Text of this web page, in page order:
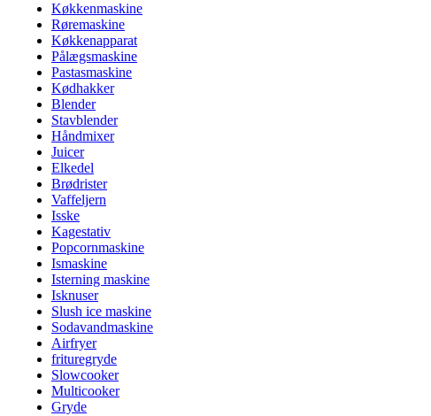
Køkkenmaskine
Røremaskine
Køkkenapparat
Pålægsmaskine
Pastasmaskine
Kødhakker
Blender
Stavblender
Håndmixer
Juicer
Elkedel
Brødrister
Vaffeljern
Isske
Kagestativ
Popcornmaskine
Ismaskine
Isterning maskine
Isknuser
Slush ice maskine
Sodavandmaskine
Airfryer
frituregryde
Slowcooker
Multicooker
Gryde